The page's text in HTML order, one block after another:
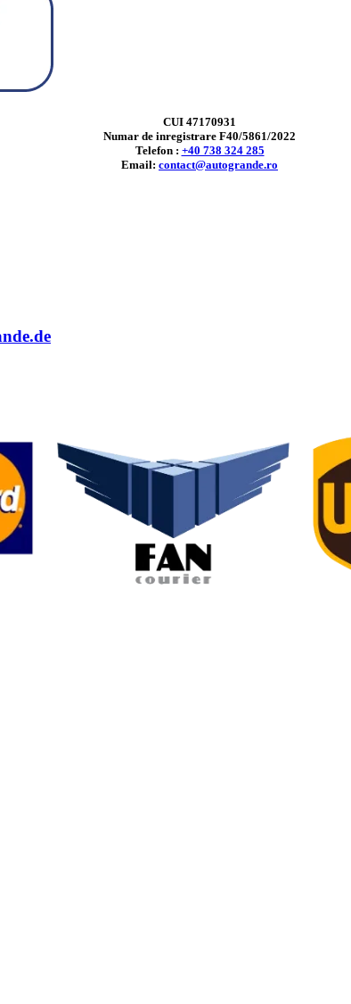
CUI 47170931
Numar de inregistrare F40/5861/2022
Telefon : +40 738 324 285
Email: contact@autogrande.ro